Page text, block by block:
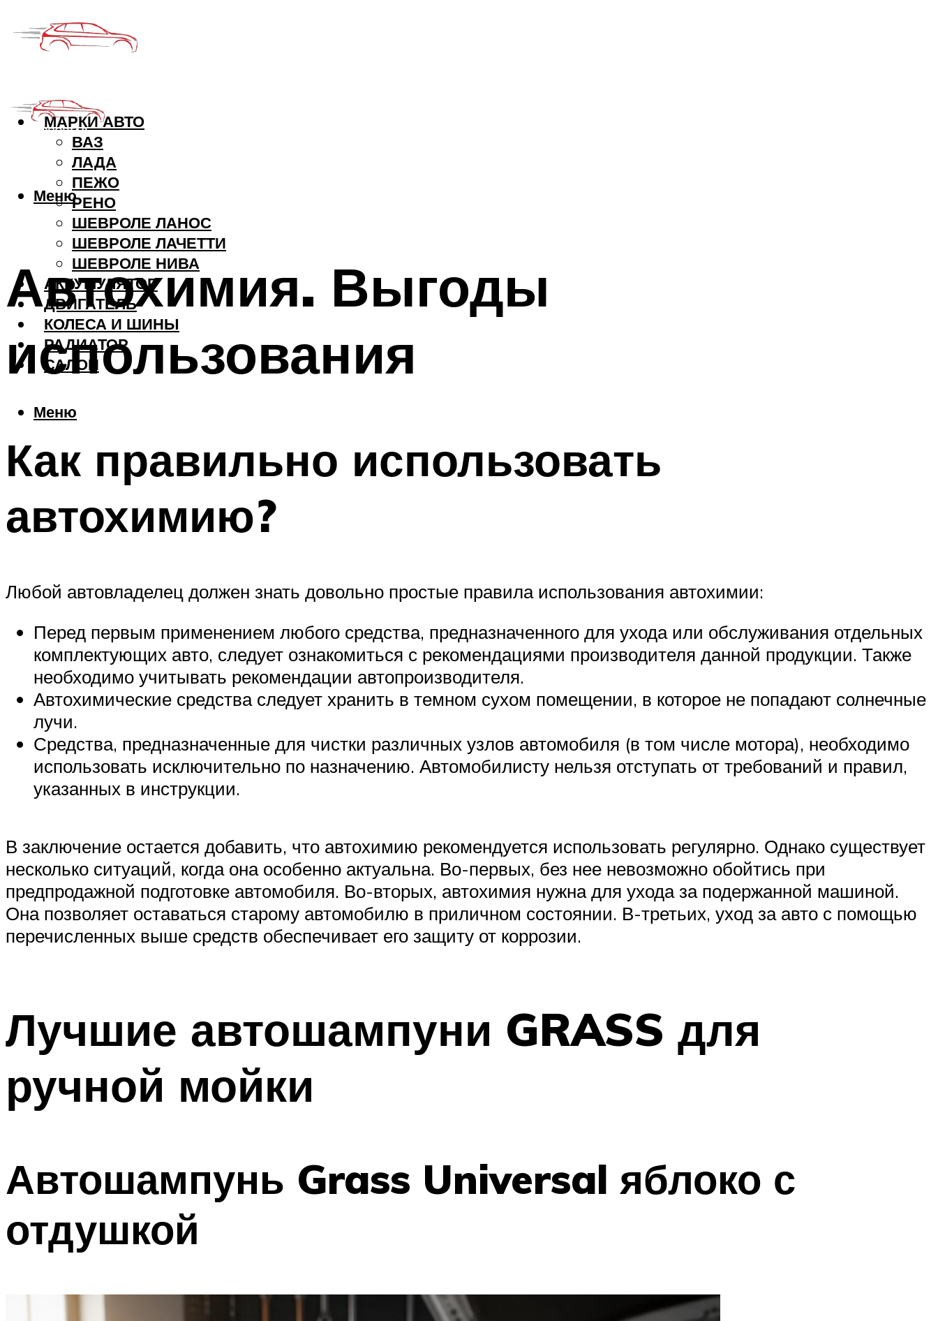
МАРКИ АВТО
ВАЗ
ЛАДА
ПЕЖО
РЕНО
ШЕВРОЛЕ ЛАНОС
ШЕВРОЛЕ ЛАЧЕТТИ
ШЕВРОЛЕ НИВА
АККУМУЛЯТОР
ДВИГАТЕЛЬ
КОЛЕСА И ШИНЫ
РАДИАТОР
САЛОН
Меню
Меню
Автохимия. Выгоды
использования
Как правильно использовать
автохимию?
Любой автовладелец должен знать довольно простые правила использования автохимии:
Перед первым применением любого средства, предназначенного для ухода или обслуживания отдельных
комплектующих авто, следует ознакомиться с рекомендациями производителя данной продукции. Также
необходимо учитывать рекомендации автопроизводителя.
Автохимические средства следует хранить в темном сухом помещении, в которое не попадают солнечные
лучи.
Средства, предназначенные для чистки различных узлов автомобиля (в том числе мотора), необходимо
использовать исключительно по назначению. Автомобилисту нельзя отступать от требований и правил,
указанных в инструкции.
В заключение остается добавить, что автохимию рекомендуется использовать регулярно. Однако существует
несколько ситуаций, когда она особенно актуальна. Во-первых, без нее невозможно обойтись при
предпродажной подготовке автомобиля. Во-вторых, автохимия нужна для ухода за подержанной машиной.
Она позволяет оставаться старому автомобилю в приличном состоянии. В-третьих, уход за авто с помощью
перечисленных выше средств обеспечивает его защиту от коррозии.
Лучшие автошампуни GRASS для
ручной мойки
Автошампунь Grass Universal яблоко с
отдушкой